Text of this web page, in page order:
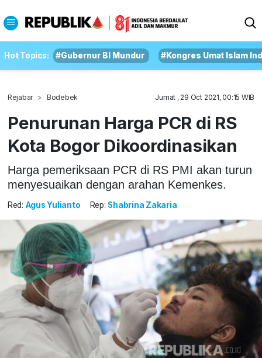
Hot Topics: #Gubernur BI Mundur #Kongres Umat Islam
Rejabar Bodebek Jumat , 29 Oct 2021, 00:15 WIB
Penurunan Harga PCR di RS
Kota Bogor Dikoordinasikan
Harga pemeriksaan PCR di RS PMI akan turun
menyesuaikan dengan arahan Kemenkes.
Red: Agus Yulianto Rep: Shabrina Zakaria